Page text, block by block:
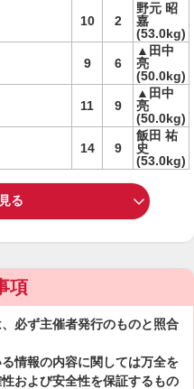
10 2
野元 昭
嘉
(53.0kg)
9 6
▲田中
亮
(50.0kg)
11 9
▲田中
亮
(50.0kg)
14 9
飯田 祐
史
(53.0kg)
る
項
必ず主催者発行のものと照合
情報の内容に関しては万全を
および安全性を保証するもの